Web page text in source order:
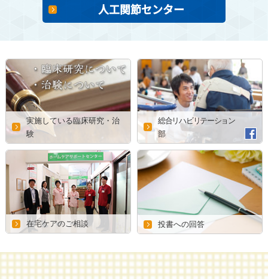
人工関節センター
実施している臨床研究・治
験
総合リハビリテーション
部
在宅ケアのご相談 投書への回答